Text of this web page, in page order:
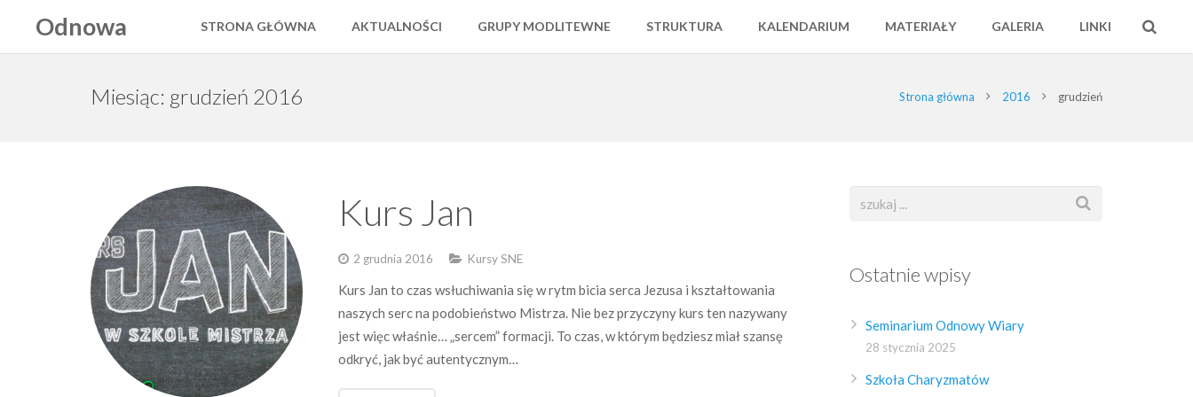
Odnowa STRONA GŁÓWNA AKTUALNOŚCI GRUPY MODLITEWNE STRUKTURA KALENDARIUM MATERIAŁY GALERIA LINKI
Miesiąc: grudzień 2016 Strona główna 2016 grudzień
Kurs Jan
2 grudnia 2016 Kursy SNE
Kurs Jan to czas wsłuchiwania się w rytm bicia serca Jezusa i kształtowania
naszych serc na podobieństwo Mistrza. Nie bez przyczyny kurs ten nazywany
jest więc właśnie… „sercem” formacji. To czas, w którym będziesz miał szansę
odkryć, jak być autentycznym…
Ostatnie wpisy
Seminarium Odnowy Wiary
28 stycznia 2025
Szkoła Charyzmatów